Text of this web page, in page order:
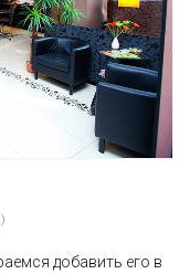
добавить его в